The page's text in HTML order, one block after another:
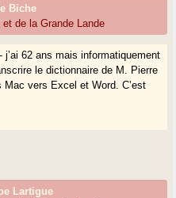
Biche
et de la Grande Lande
62 ans mais informatiquement
le dictionnaire de M. Pierre
vers Excel et Word. C’est
Lartigue